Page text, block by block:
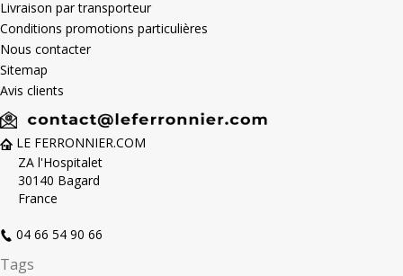
Livraison par transporteur
Conditions promotions particulières
Nous contacter
Sitemap
Avis clients
LE FERRONNIER.COM
ZA l'Hospitalet
30140 Bagard
France
04 66 54 90 66
Tags